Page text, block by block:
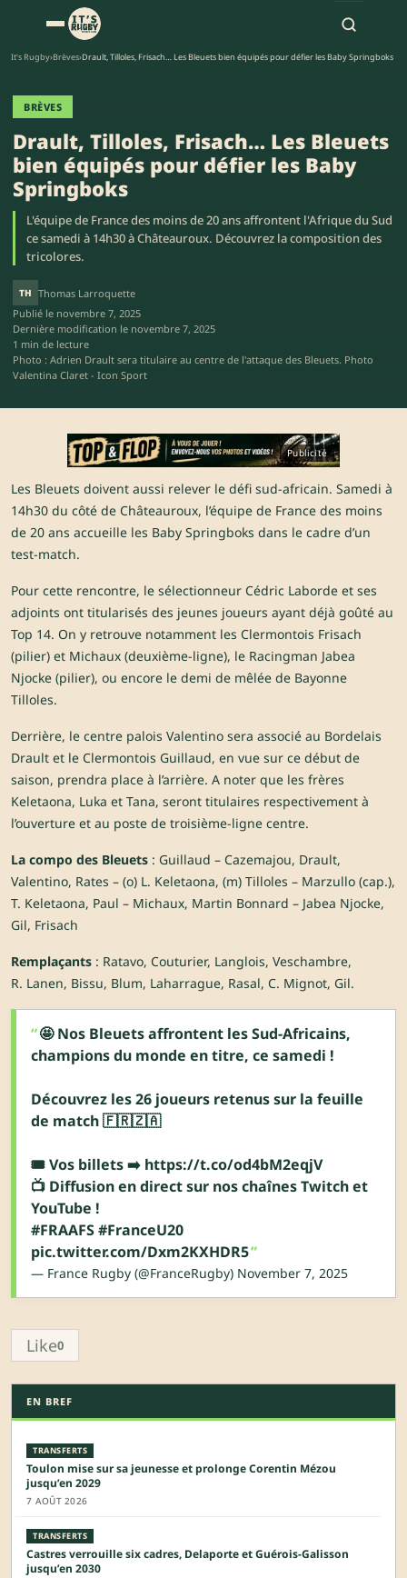
It's Rugby›Brèves›Drault, Tilloles, Frisach… Les Bleuets bien équipés pour défier les Baby Springboks
BRÈVES
Drault, Tilloles, Frisach… Les Bleuets
bien équipés pour défier les Baby
Springboks
L'équipe de France des moins de 20 ans affrontent l'Afrique du Sud
ce samedi à 14h30 à Châteauroux. Découvrez la composition des
tricolores.
TH Thomas Larroquette
Publié le novembre 7, 2025
Dernière modification le novembre 7, 2025
1 min de lecture
Photo : Adrien Drault sera titulaire au centre de l'attaque des Bleuets. Photo
Valentina Claret - Icon Sport
Publicité
Les Bleuets doivent aussi relever le défi sud-africain. Samedi à
14h30 du côté de Châteauroux, l’équipe de France des moins
de 20 ans accueille les Baby Springboks dans le cadre d’un
test-match.
Pour cette rencontre, le sélectionneur Cédric Laborde et ses
adjoints ont titularisés des jeunes joueurs ayant déjà goûté au
Top 14. On y retrouve notamment les Clermontois Frisach
(pilier) et Michaux (deuxième-ligne), le Racingman Jabea
Njocke (pilier), ou encore le demi de mêlée de Bayonne
Tilloles.
Derrière, le centre palois Valentino sera associé au Bordelais
Drault et le Clermontois Guillaud, en vue sur ce début de
saison, prendra place à l’arrière. A noter que les frères
Keletaona, Luka et Tana, seront titulaires respectivement à
l’ouverture et au poste de troisième-ligne centre.
La compo des Bleuets : Guillaud – Cazemajou, Drault,
Valentino, Rates – (o) L. Keletaona, (m) Tilloles – Marzullo (cap.),
T. Keletaona, Paul – Michaux, Martin Bonnard – Jabea Njocke,
Gil, Frisach
Remplaçants : Ratavo, Couturier, Langlois, Veschambre,
R. Lanen, Bissu, Blum, Laharrague, Rasal, C. Mignot, Gil.
🤩 Nos Bleuets affrontent les Sud-Africains,
champions du monde en titre, ce samedi !
Découvrez les 26 joueurs retenus sur la feuille
de match 🇫🇷🇿🇦
🎟️ Vos billets ➡️ https://t.co/od4bM2eqjV
📺 Diffusion en direct sur nos chaînes Twitch et
YouTube !
#FRAAFS#FranceU20
pic.twitter.com/Dxm2KXHDR5
— France Rugby (@FranceRugby) November 7, 2025
Like0
EN BREF
TRANSFERTS
Toulon mise sur sa jeunesse et prolonge Corentin Mézou
jusqu’en 2029
7 AOÛT 2026
TRANSFERTS
Castres verrouille six cadres, Delaporte et Guérois-Galisson
jusqu’en 2030